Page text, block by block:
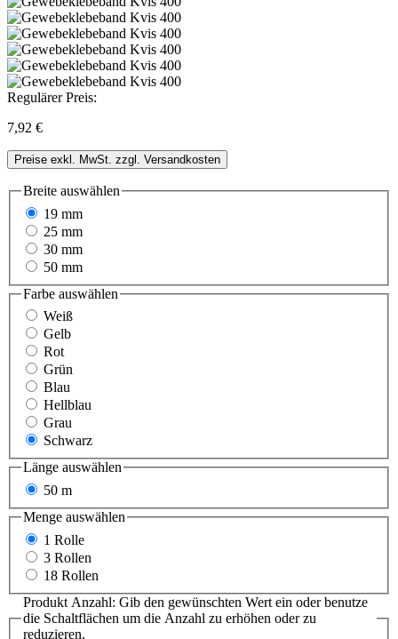
Regulärer Preis:
7,92 €
Preise exkl. MwSt. zzgl. Versandkosten
Breite auswählen
19 mm
25 mm
30 mm
50 mm
Farbe auswählen
Weiß
Gelb
Rot
Grün
Blau
Hellblau
Grau
Schwarz
Länge auswählen
50 m
Menge auswählen
1 Rolle
3 Rollen
18 Rollen
Produkt Anzahl: Gib den gewünschten Wert ein oder benutze
die Schaltflächen um die Anzahl zu erhöhen oder zu
reduzieren.